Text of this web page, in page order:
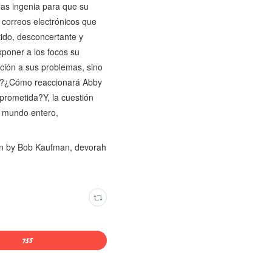
ingenia para que su
electrónicos que
desconcertante y
a los focos su
a sus problemas, sino
reaccionará Abby
la cuestión
entero,
by Bob Kaufman, devorah